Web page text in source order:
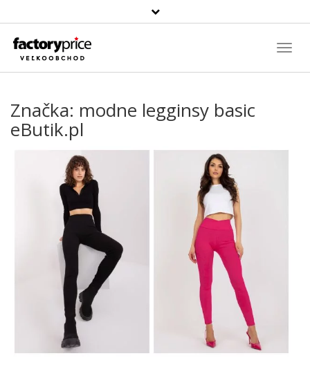
Szukaj
produktu
Značka: modne legginsy basic
eButik.pl